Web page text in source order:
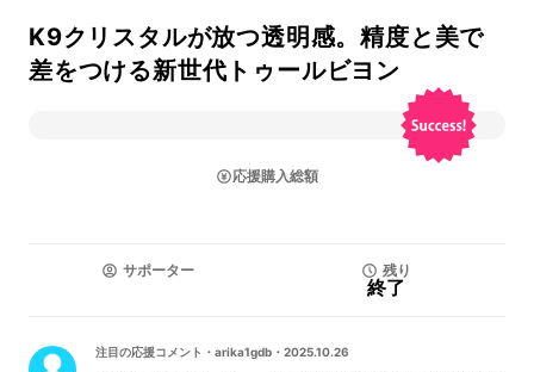
K9クリスタルが放つ透明感。精度と美で
差をつける新世代トゥールビヨン
応援購入総額
サポーター 残り
終了
注目の応援コメント ・ arika1gdb ・ 2025.10.26